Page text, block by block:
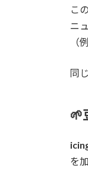
こ
ニ
（
同
🌱
を